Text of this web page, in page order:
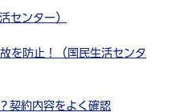
センター）
を防止！（国民生活センタ
契約内容をよく確認